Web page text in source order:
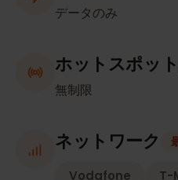
データのみ
ホットスポッ
無制限
ネットワーク
Vodafone T-